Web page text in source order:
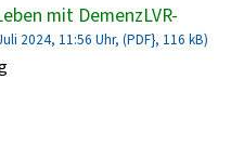
mit DemenzLVR-
2024, 11:56 Uhr, (PDF}, 116 kB)